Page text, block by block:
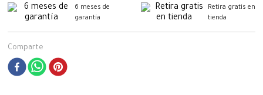
6 meses de
garantía
Retira gratis en
tienda
Comparte